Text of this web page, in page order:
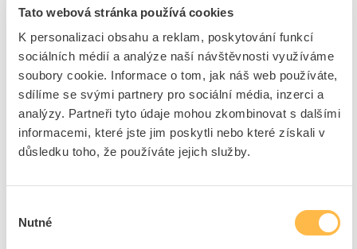
Tato webová stránka používá cookies
K personalizaci obsahu a reklam, poskytování funkcí
sociálních médií a analýze naší návštěvnosti využíváme
soubory cookie. Informace o tom, jak náš web používáte,
sdílíme se svými partnery pro sociální média, inzerci a
analýzy. Partneři tyto údaje mohou zkombinovat s dalšími
informacemi, které jste jim poskytli nebo které získali v
důsledku toho, že používáte jejich služby.
souhlasu
Nutné
Přidat k porovnání
PANLUX Podstavec BASE1/O pro svítidla
GINEVRA/DORIS oranžová
Kód ELFETEX
10.596.366
Kód výrobce
BASE1/O
Značka
PANLUX